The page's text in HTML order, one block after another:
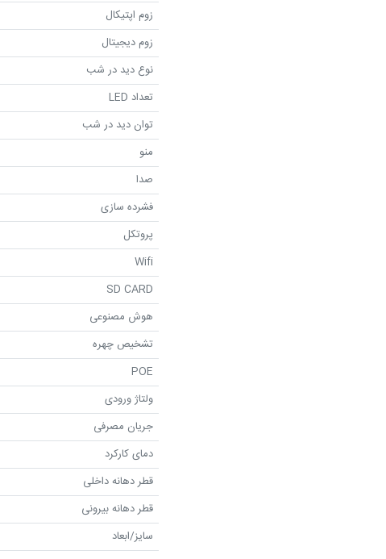
زوم اپتیکال
زوم دیجیتال
نوع دید در شب
تعداد LED
توان دید در شب
منو
صدا
فشرده سازی
پروتکل
Wifi
SD CARD
هوش مصنوعی
تشخیص چهره
POE
ولتاژ ورودی
جریان مصرفی
دمای کارکرد
قطر دهانه داخلی
قطر دهانه بیرونی
سایز/ابعاد